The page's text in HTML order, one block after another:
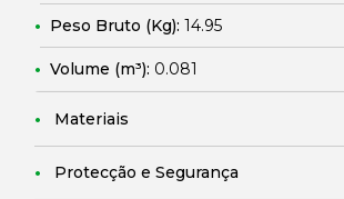
Peso Bruto (Kg): 14.95
Volume (m³): 0.081
Materiais
Protecção e Segurança